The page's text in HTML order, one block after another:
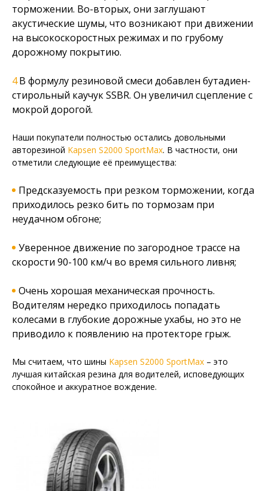
торможении. Во-вторых, они заглушают
акустические шумы, что возникают при движении
на высокоскоростных режимах и по грубому
дорожному покрытию.
В формулу резиновой смеси добавлен бутадиен-
стирольный каучук SSBR. Он увеличил сцепление с
мокрой дорогой.
Наши покупатели полностью остались довольными
авторезиной Kapsen S2000 SportMax. В частности, они
отметили следующие её преимущества:
Предсказуемость при резком торможении, когда
приходилось резко бить по тормозам при
неудачном обгоне;
Уверенное движение по загородное трассе на
скорости 90-100 км/ч во время сильного ливня;
Очень хорошая механическая прочность.
Водителям нередко приходилось попадать
колесами в глубокие дорожные ухабы, но это не
приводило к появлению на протекторе грыж.
Мы считаем, что шины Kapsen S2000 SportMax – это
лучшая китайская резина для водителей, исповедующих
спокойное и аккуратное вождение.